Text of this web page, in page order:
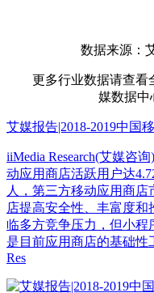
数据来源：艾
更多行业数据请查看
媒数据中
艾媒报告|2018-2019中国
iiMedia Research(艾媒咨
动应用商店活跃用户达
人，第三方移动应用商
店提高安全性、丰富度
临多方竞争压力，但小
是目前应用商店的基础性
Res